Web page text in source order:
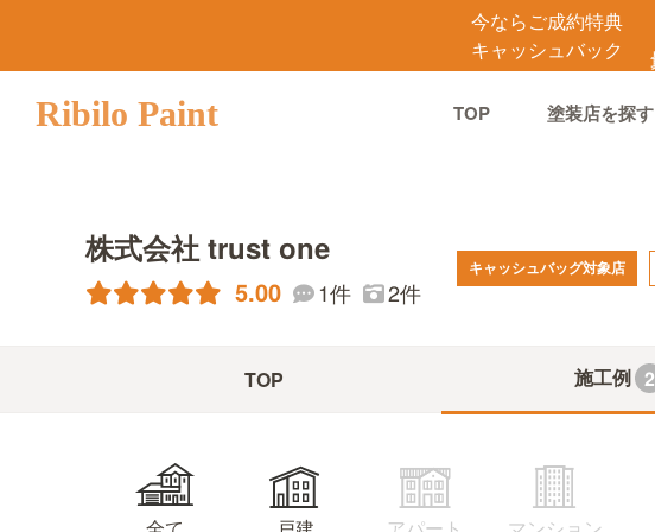
今ならご成約特典
キャッシュバック
Ribilo Paint TOP 塗装店を探す
株式会社 trust one
5.00 1件 2件
キャッシュバッグ対象店
TOP 施工例 2